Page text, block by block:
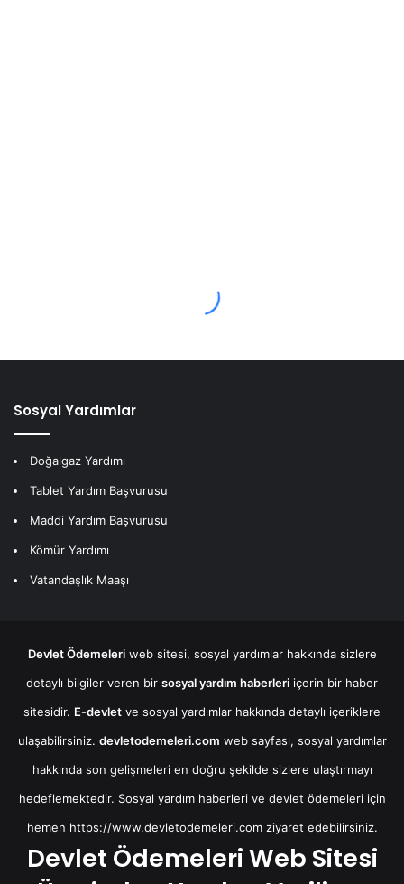
Sosyal Yardımlar
Doğalgaz Yardımı
Tablet Yardım Başvurusu
Maddi Yardım Başvurusu
Kömür Yardımı
Vatandaşlık Maaşı
Devlet Ödemeleriweb sitesi, sosyal yardımlar hakkında sizlere
detaylı bilgiler veren bir sosyal yardım haberleri içerin bir haber
sitesidir. E-devlet ve sosyal yardımlar hakkında detaylı içeriklere
ulaşabilirsiniz. devletodemeleri.com web sayfası, sosyal yardımlar
hakkında son gelişmeleri en doğru şekilde sizlere ulaştırmayı
hedeflemektedir. Sosyal yardım haberleri ve devlet ödemeleri için
hemen https://www.devletodemeleri.comziyaret edebilirsiniz.
Devlet Ödemeleri Web Sitesi